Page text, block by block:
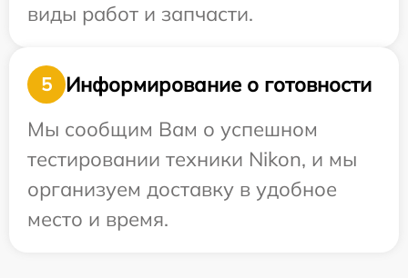
виды работ и запчасти.
5
Информирование о готовности
Мы сообщим Вам о успешном
тестировании техники Nikon, и мы
организуем доставку в удобное
место и время.